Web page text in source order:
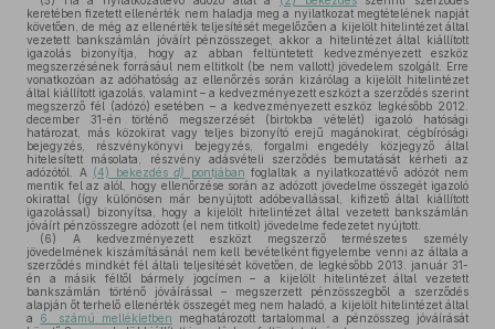
keretében fizetett ellenérték nem haladja meg a nyilatkozat megtételének napját
követően, de még az ellenérték teljesítését megelőzően a kijelölt hitelintézet által
vezetett bankszámlán jóváírt pénzösszeget, akkor a hitelintézet által kiállított
igazolás bizonyítja, hogy az abban feltüntetett kedvezményezett eszköz
megszerzésének forrásául nem eltitkolt (be nem vallott) jövedelem szolgált. Erre
vonatkozóan az adóhatóság az ellenőrzés során kizárólag a kijelölt hitelintézet
által kiállított igazolás, valamint – a kedvezményezett eszközt a szerződés szerint
megszerző fél (adózó) esetében – a kedvezményezett eszköz legkésőbb 2012.
december 31-én történő megszerzését (birtokba vételét) igazoló hatósági
határozat, más közokirat vagy teljes bizonyító erejű magánokirat, cégbírósági
bejegyzés, részvénykönyvi bejegyzés, forgalmi engedély közjegyző által
hitelesített másolata, részvény adásvételi szerződés bemutatását kérheti az
adózótól. A (4) bekezdés d) pontjában foglaltak a nyilatkozattévő adózót nem
mentik fel az alól, hogy ellenőrzése során az adózott jövedelme összegét igazoló
okirattal (így különösen már benyújtott adóbevallással, kifizető által kiállított
igazolással) bizonyítsa, hogy a kijelölt hitelintézet által vezetett bankszámlán
jóváírt pénzösszegre adózott (el nem titkolt) jövedelme fedezetet nyújtott.
(6) A kedvezményezett eszközt megszerző természetes személy
jövedelmének kiszámításánál nem kell bevételként figyelembe venni az általa a
szerződés mindkét fél általi teljesítését követően, de legkésőbb 2013. január 31-
én a másik féltől bármely jogcímen – a kijelölt hitelintézet által vezetett
bankszámlán történő jóváírással – megszerzett pénzösszegből a szerződés
alapján őt terhelő ellenérték összegét meg nem haladó, a kijelölt hitelintézet által
a 6. számú mellékletben meghatározott tartalommal a pénzösszeg jóváírását